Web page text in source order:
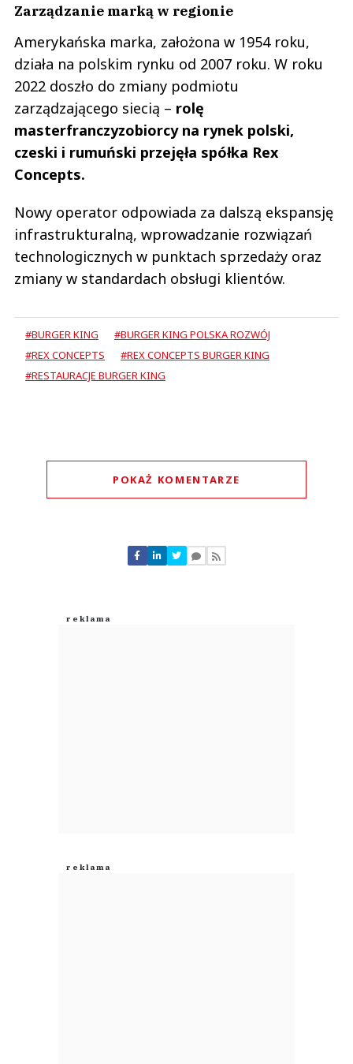
Zarządzanie marką w regionie
Amerykańska marka, założona w 1954 roku,
działa na polskim rynku od 2007 roku. W roku
2022 doszło do zmiany podmiotu
zarządzającego siecią – rolę
masterfranczyzobiorcy na rynek polski,
czeski i rumuński przejęła spółka Rex
Concepts.
Nowy operator odpowiada za dalszą ekspansję
infrastrukturalną, wprowadzanie rozwiązań
technologicznych w punktach sprzedaży oraz
zmiany w standardach obsługi klientów.
#BURGER KING
#BURGER KING POLSKA ROZWÓJ
#REX CONCEPTS
#REX CONCEPTS BURGER KING
#RESTAURACJE BURGER KING
POKAŻ KOMENTARZE
Nie znaleziono komentarzy
Zostaw swoje komentarze